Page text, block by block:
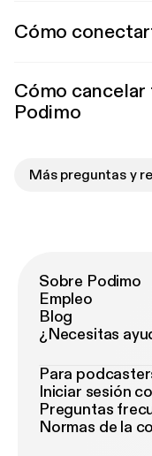
Cómo
Cómo
Podimo
Más preguntas y
Sobre Podimo
Empleo
Blog
¿Necesitas
Para
Iniciar sesión
Preguntas
Normas de la